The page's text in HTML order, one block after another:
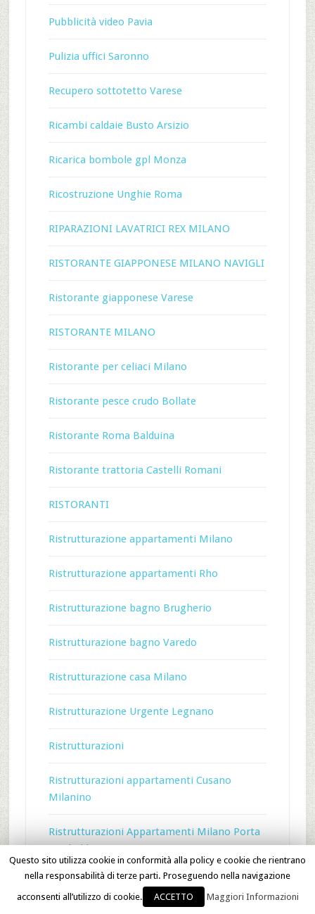
Pubblicità video Pavia
Pulizia uffici Saronno
Recupero sottotetto Varese
Ricambi caldaie Busto Arsizio
Ricarica bombole gpl Monza
Ricostruzione Unghie Roma
RIPARAZIONI LAVATRICI REX MILANO
RISTORANTE GIAPPONESE MILANO NAVIGLI
Ristorante giapponese Varese
RISTORANTE MILANO
Ristorante per celiaci Milano
Ristorante pesce crudo Bollate
Ristorante Roma Balduina
Ristorante trattoria Castelli Romani
RISTORANTI
Ristrutturazione appartamenti Milano
Ristrutturazione appartamenti Rho
Ristrutturazione bagno Brugherio
Ristrutturazione bagno Varedo
Ristrutturazione casa Milano
Ristrutturazione Urgente Legnano
Ristrutturazioni
Ristrutturazioni appartamenti Cusano
Milanino
Ristrutturazioni Appartamenti Milano Porta
Garibaldi
ristrutturazioni edili Cernusco sul Naviglio
Questo sito utilizza cookie in conformità alla policy e cookie che rientrano
nella responsabilità di terze parti. Proseguendo nella navigazione
acconsenti all’utilizzo di cookie.
ACCETTO Maggiori Informazioni